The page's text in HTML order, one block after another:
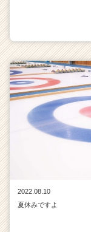
2022.08.10
夏休みですよ